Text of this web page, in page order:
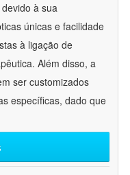
à sua
únicas e facilidade
à ligação de
Além disso, a
ser customizados
específicas, dado que